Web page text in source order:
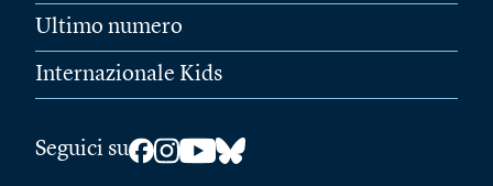
Ultimo numero
Internazionale Kids
Seguici su